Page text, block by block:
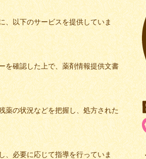
、以下のサービスを提供していま
を確認した上で、薬剤情報提供文書
薬の状況などを把握し、処方された
、必要に応じて指導を行っていま